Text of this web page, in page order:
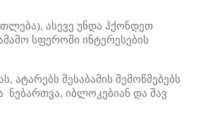
ასევე უნდა ჰქონდეთ
სფეროში ინტერესების
ატარებს შესაბამის შემოწმებებს
ნებართვა, იბლოკებიან და შავ